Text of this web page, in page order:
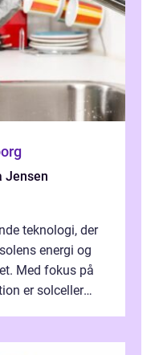
Jensen
teknologi, der
energi og
Med fokus på
er solceller